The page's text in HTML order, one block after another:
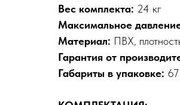
Вес комплекта: 24 кг
Максимальное
Материал: ПВХ,
Гарантия от
Габариты в упаковке: